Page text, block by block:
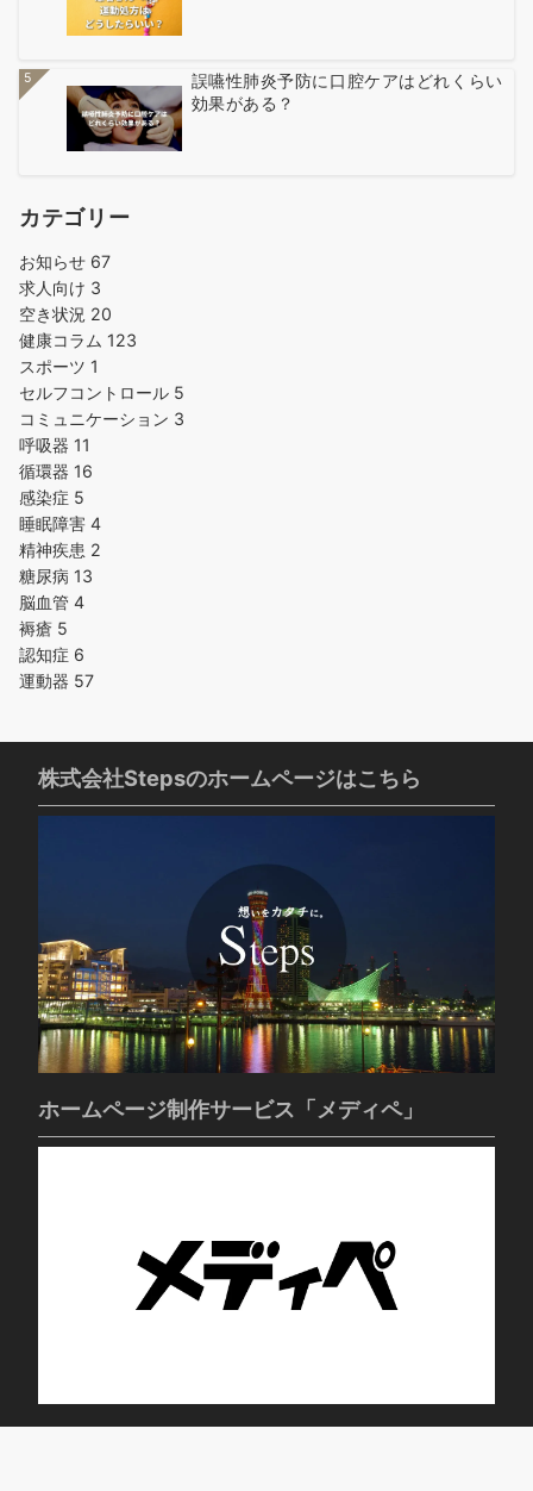
5
誤嚥性肺炎予防に口腔ケアはどれくらい
効果がある？
カテゴリー
お知らせ 67
求人向け 3
空き状況 20
健康コラム 123
スポーツ 1
セルフコントロール 5
コミュニケーション 3
呼吸器 11
循環器 16
感染症 5
睡眠障害 4
精神疾患 2
糖尿病 13
脳血管 4
褥瘡 5
認知症 6
運動器 57
株式会社Stepsのホームページはこちら
ホームページ制作サービス「メディペ」